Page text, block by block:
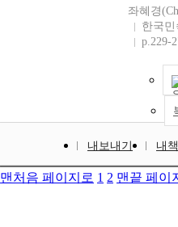
좌혜경
한국
p.229-
내보내기 내
맨처음 페이지로 1 2 맨끝 페이